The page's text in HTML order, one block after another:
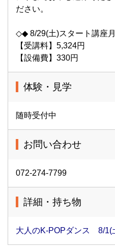
ださい。
◇◆ 8/29(土)スタート講座
【受講料】5,324円
【設備費】330円
体験・見学
随時受付中
お問い合わせ
072-274-7799
詳細・持ち物
大人のK-POPダンス 8/1(